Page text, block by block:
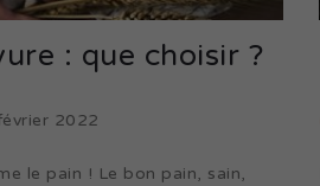
: que choisir ?
2022
le pain ! Le bon pain, sain,